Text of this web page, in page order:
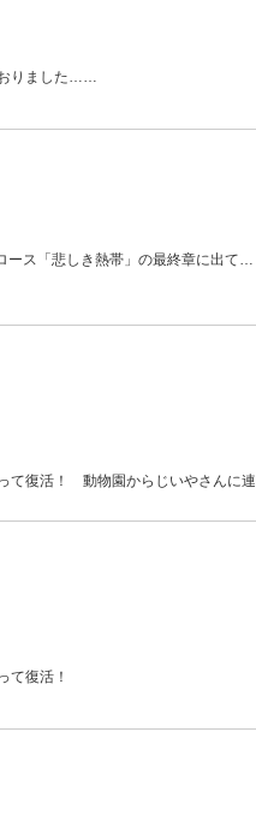
おりました……
ース「悲しき熱帯」の最終章に出て…
て復活！ 動物園からじいやさんに連
て復活！